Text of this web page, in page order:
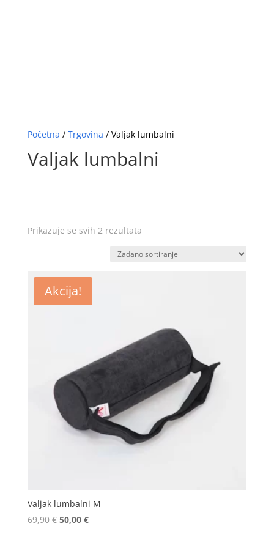
Početna / Trgovina / Valjak lumbalni
Valjak lumbalni
Prikazuje se svih 2 rezultata
Akcija!
Valjak lumbalni M
69,90€ Izvorna
50,00 €Trenutna